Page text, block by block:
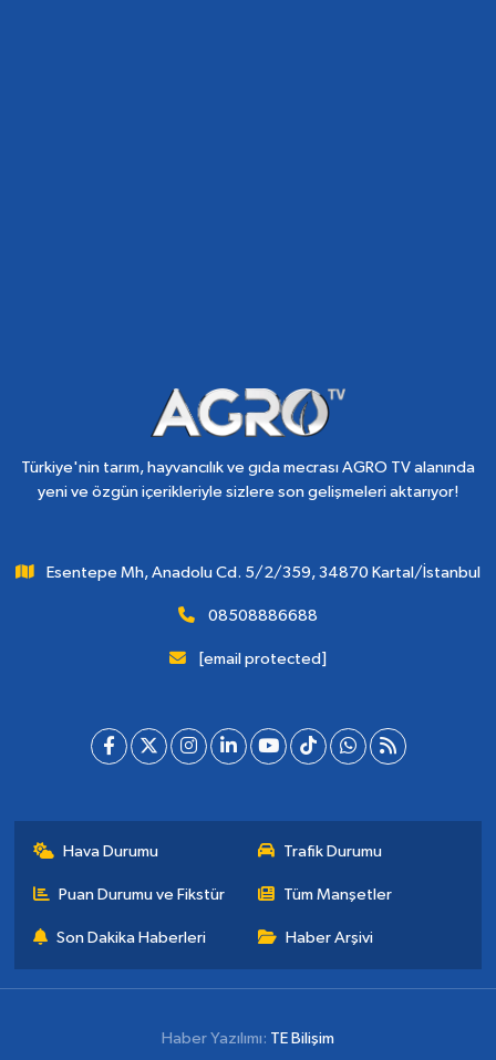
Türkiye'nin tarım, hayvancılık ve gıda mecrası AGRO TV alanında
yeni ve özgün içerikleriyle sizlere son gelişmeleri aktarıyor!
Esentepe Mh, Anadolu Cd. 5/2/359, 34870 Kartal/İstanbul
08508886688
[email protected]
Hava Durumu Trafik Durumu
Puan Durumu ve Fikstür Tüm Manşetler
Son Dakika Haberleri Haber Arşivi
Haber Yazılımı: TE Bilişim